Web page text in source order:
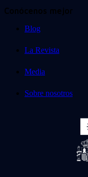
Conócenos mejor
Blog
La Revista
Media
Sobre nosotros